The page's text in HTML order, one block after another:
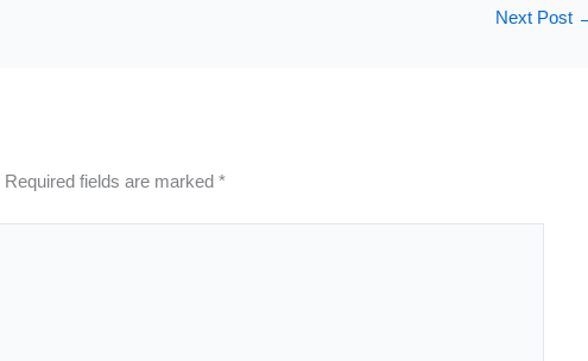
Next Post
Required fields are marked *